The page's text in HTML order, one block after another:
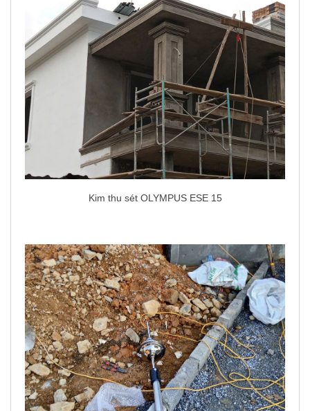
Kim thu sét OLYMPUS ESE 15